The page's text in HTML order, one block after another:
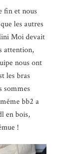
fin et nous
les autres
Moi devait
attention,
nous ont
les bras
sommes
bb2 a
en bois,
!